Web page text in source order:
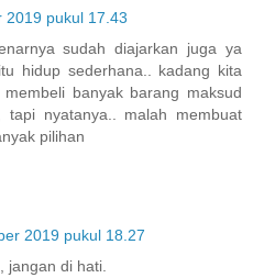
2019 pukul 17.43
sudah diajarkan juga ya
hidup sederhana.. kadang kita
banyak barang maksud
nyatanya.. malah membuat
pilihan
2019 pukul 18.27
jangan di hati.